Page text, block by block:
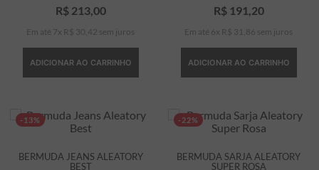
R$ 213, 00
Em até 7 x R$ 30 42 sem juros
ADICIONAR AO CARRINHO
R$ 191 20
Em até 6 x R$ 31 86 sem juros
ADICIONAR AO CARRINHO
-13%
BERMUDA JEANS ALEATORY
BEST
-22%
BERMUDA SARJA ALEATORY
SUPER ROSA